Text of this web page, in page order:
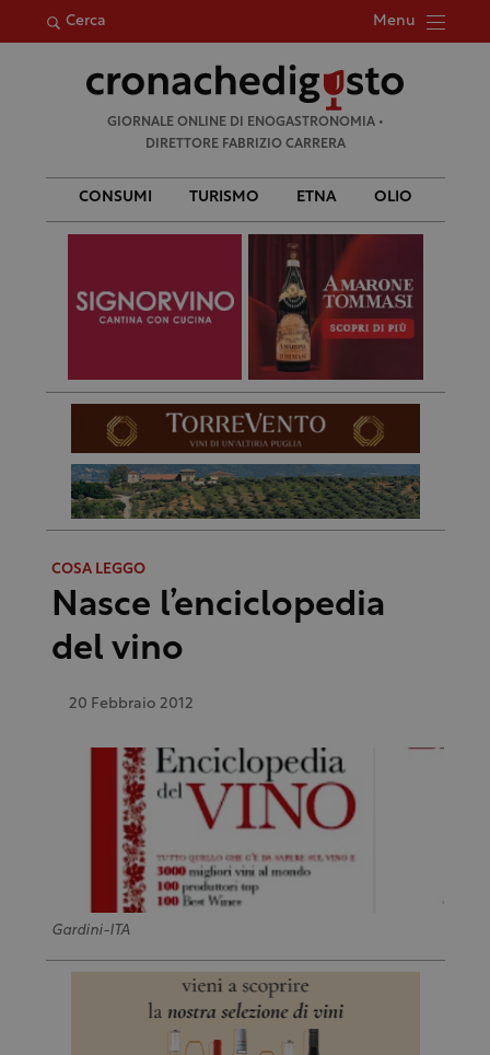
Cerca Menu
per:
GIORNALE ONLINE DI ENOGASTRONOMIA •
DIRETTORE FABRIZIO CARRERA
CONSUMI TURISMO ETNA OLIO
COSA LEGGO
Nasce l’enciclopedia
del vino
20 Febbraio 2012
Gardini-ITA